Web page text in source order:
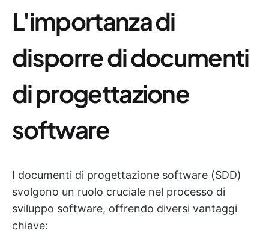
L'importanza di
disporre di documenti
di progettazione
software
I documenti di progettazione software (SDD)
svolgono un ruolo cruciale nel processo di
sviluppo software, offrendo diversi vantaggi
chiave: